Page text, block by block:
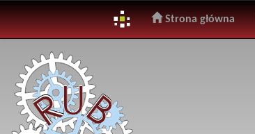
navigation
Strona główna